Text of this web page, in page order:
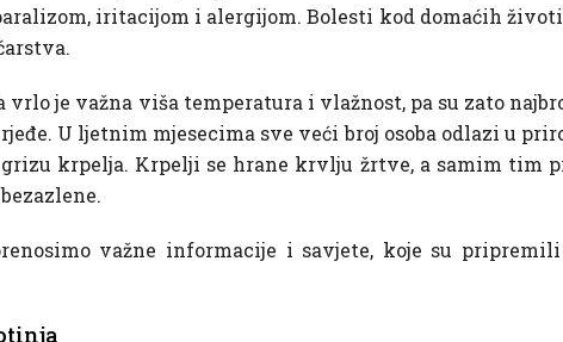
iritacijom i alergijom. Bolesti kod domaćih
je važna viša temperatura i vlažnost, pa su zato
U ljetnim mjesecima sve veći broj osoba odlazi u
krpelja. Krpelji se hrane krvlju žrtve, a samim tim
važne informacije i savjete, koje su